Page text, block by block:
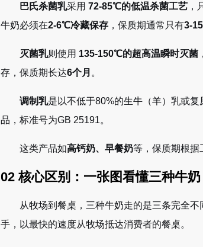
巴氏杀菌乳采用 72-85℃的低温杀菌工艺 ，
牛奶必须在2-6℃冷藏保存 ，保质期通常只有3-
灭菌乳则使用 135-150℃的超高温瞬时灭菌
存，保质期长达6个月 。
调制乳是以不低于80%的生牛（羊）乳或
品，标准号为GB 25191。
这类产品如高钙奶、早餐奶等，保质期根据
02 核心区别：一张图看懂三种牛奶
从牧场到餐桌，三种牛奶走的是三条完全不
手，以最快的速度从牧场抵达消费者的餐桌。